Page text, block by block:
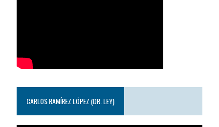
CARLOS RAMÍREZ LÓPEZ (DR. LEY)